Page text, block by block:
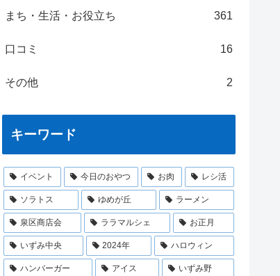
まち・生活・お役立ち 361
口コミ 16
その他 2
キーワード
イベント 今日のおやつ お肉 レシ活
ソラトス ゆめが丘 ラーメン
泉区商店会 ララマルシェ お正月
いずみ中央 2024年 ハロウィン
ハンバーガー アイス いずみ野